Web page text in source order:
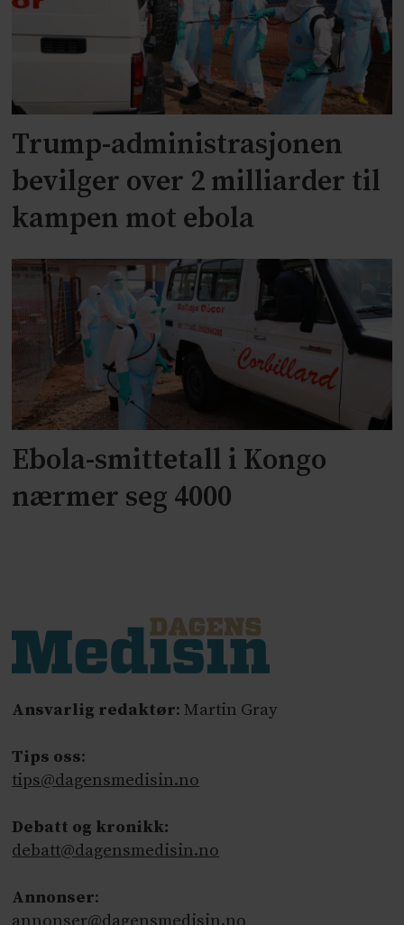
Trump-administrasjonen
bevilger over 2 milliarder til
kampen mot ebola
Ebola-smittetall i Kongo
nærmer seg 4000
Ansvarlig redaktør: Martin Gray
Tips oss:
tips@dagensmedisin.no
Debatt og kronikk:
debatt@dagensmedisin.no
Annonser: